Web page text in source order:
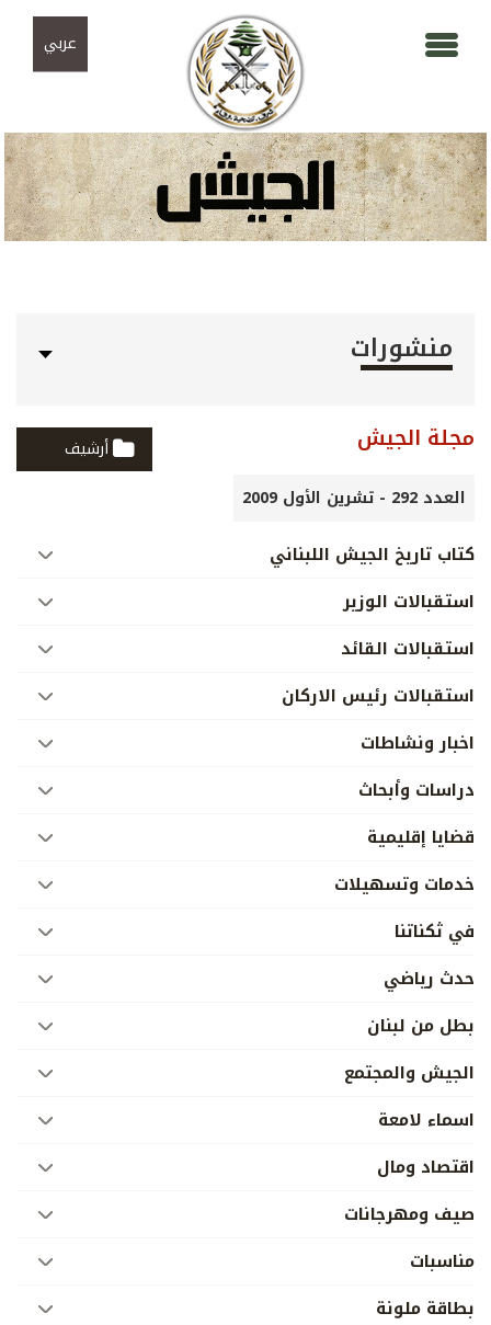
عربي
منشورات
مجلة الجيش
أرشيف
العدد 292 - تشرين الأول 2009
كتاب تاريخ الجيش اللبناني
استقبالات الوزير
استقبالات القائد
استقبالات رئيس الاركان
اخبار ونشاطات
دراسات وأبحاث
قضايا إقليمية
خدمات وتسهيلات
في ثكناتنا
حدث رياضي
بطل من لبنان
الجيش والمجتمع
اسماء لامعة
اقتصاد ومال
صيف ومهرجانات
مناسبات
بطاقة ملونة